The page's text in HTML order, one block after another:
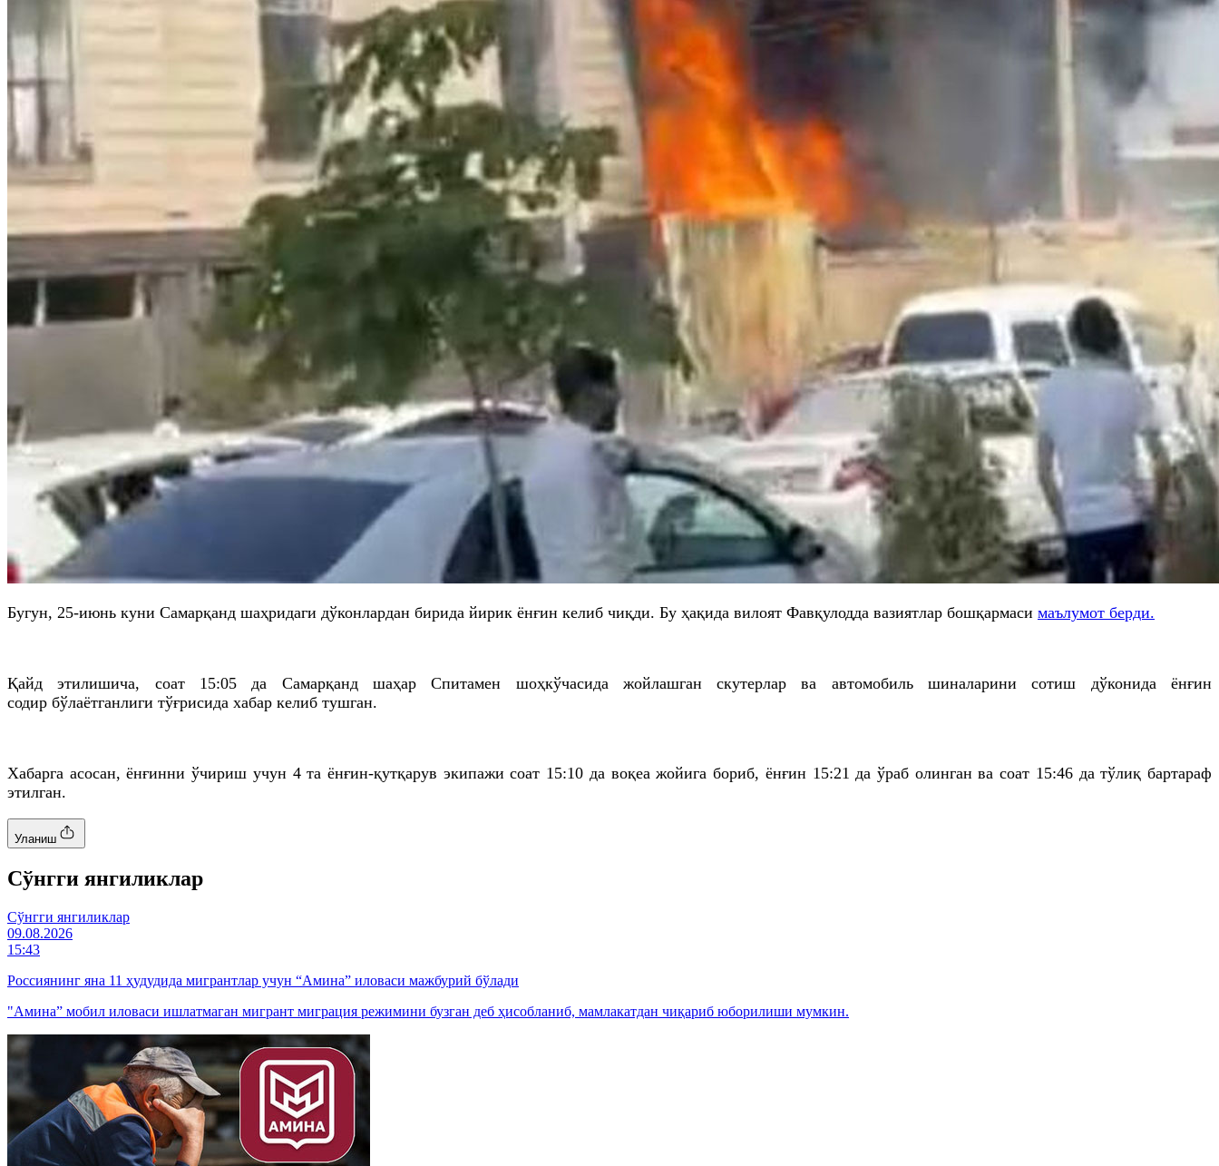
Бугун, 25-июнь куни Самарқанд шаҳридаги дўконлардан бирида йирик ёнғин келиб чиқди. Бу ҳақида вилоят Фавқулодда вазиятлар бошқармаси маълумот берди.
Қайдэтилишича, соат 15:05 да Самарқанд шаҳарСпитамен шоҳкўчасида жойлашган скутерлар ва автомобиль шиналарини сотиш дўконида ёнғин
содир бўлаётганлиги тўғрисида хабар келиб тушган.
Хабарга асосан, ёнғинни ўчириш учун 4та ёнғин-қутқарув экипажи соат 15:10 да воқеа жойига бориб, ёнғин 15:21 да ўраб олинган ва соат 15:46 да тўлиқ бартараф
этилган.
Уланиш
Cўнгги янгиликлар
Cўнгги янгиликлар
09.08.2026
15:43
Россиянинг яна 11 ҳудудида мигрантлар учун “Амина” иловаси мажбурий бўлади
"Амина” мобил иловаси ишлатмаган мигрант миграция режимини бузган деб ҳисобланиб, мамлакатдан чиқариб юборилиши мумкин.